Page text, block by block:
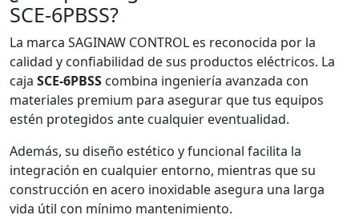
SCE-6PBSS?
La marca SAGINAW CONTROL es reconocida por la
calidad y confiabilidad de sus productos eléctricos. La
caja SCE-6PBSS combina ingeniería avanzada con
materiales premium para asegurar que tus equipos
estén protegidos ante cualquier eventualidad.
Además, su diseño estético y funcional facilita la
integración en cualquier entorno, mientras que su
construcción en acero inoxidable asegura una larga
vida útil con mínimo mantenimiento.